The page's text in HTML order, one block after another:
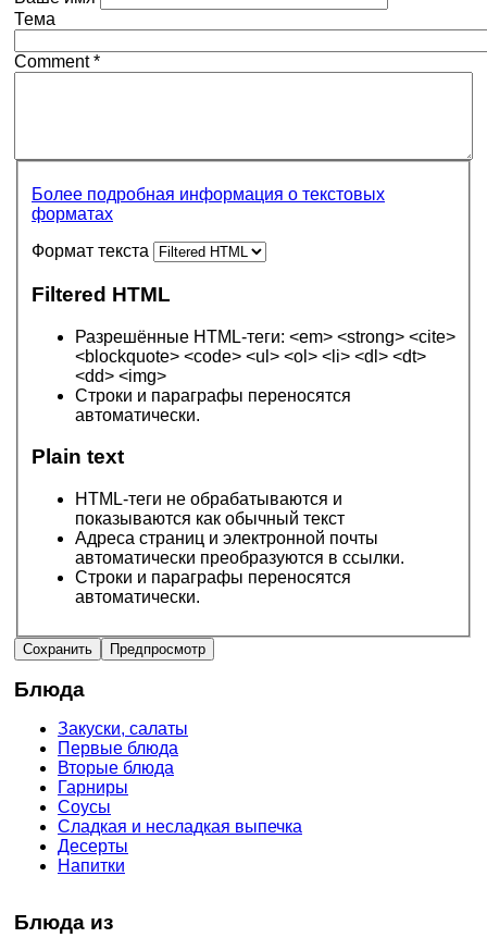
Тема
Comment*
Более подробная информация о текстовых
форматах
Формат текста
Filtered HTML
Разрешённые HTML-теги: <em> <strong> <cite>
<blockquote> <code> <ul> <ol> <li> <dl> <dt>
<dd> <img>
Строки и параграфы переносятся
автоматически.
Plain text
HTML-теги не обрабатываются и
показываются как обычный текст
Адреса страниц и электронной почты
автоматически преобразуются в ссылки.
Строки и параграфы переносятся
автоматически.
Блюда
Закуски, салаты
Первые блюда
Вторые блюда
Гарниры
Соусы
Сладкая и несладкая выпечка
Десерты
Напитки
Блюда из